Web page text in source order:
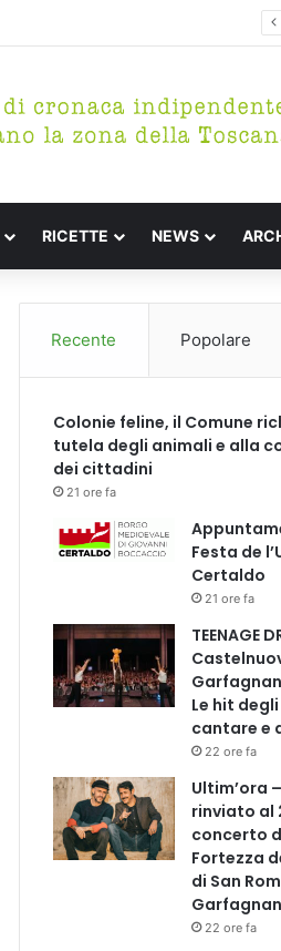
RICETTE NEWS
Recente Popolare
Colonie feline, il Comune
tutela degli animali e alla
dei cittadini
21 ore fa
Festa de
Certaldo
21 ore fa
TEENAGE
Le hit
cantare e
22 ore fa
Ultim’ora
rinviato al
concerto
Fortezza
di San
22 ore fa